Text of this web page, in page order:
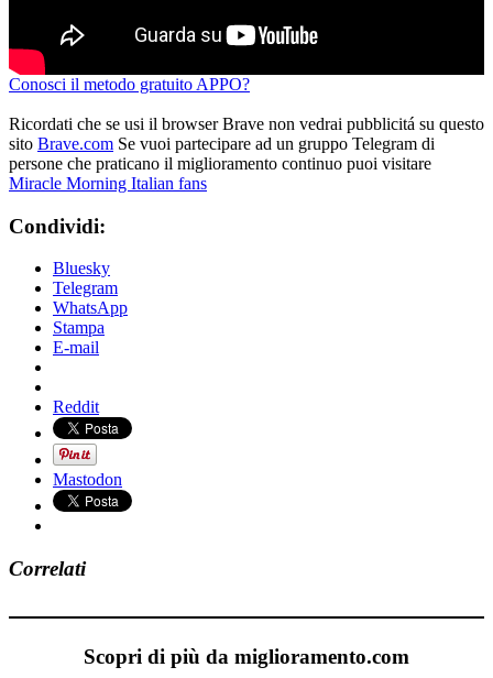
Conosci il metodo gratuito APPO?
Ricordati che se usi il browser Brave non vedrai pubblicitá su questo
sito Brave.com Se vuoi partecipare ad un gruppo Telegram di
persone che praticano il miglioramento continuo puoi visitare
Miracle Morning Italian fans
Condividi:
Bluesky
Telegram
WhatsApp
Stampa
E-mail
Reddit
Mastodon
Correlati
Scopri di più da miglioramento.com